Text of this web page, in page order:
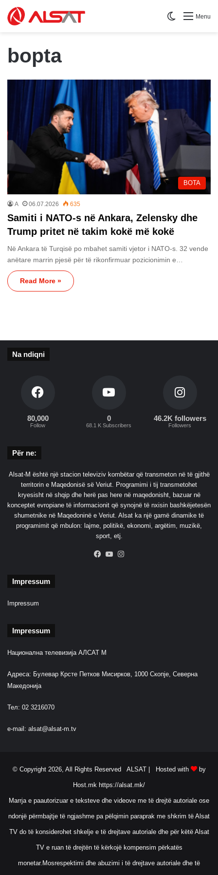
Menu
Switch skin
bopta
BOTA
A 06.07.2026 635
Samiti i NATO-s në Ankara, Zelensky dhe
Trump pritet në takim kokë më kokë
Në Ankara të Turqisë po mbahet samiti vjetor i NATO-s. 32 vende
anëtare marrin pjesë për të rikonfirmuar pozicionimin e…
Read More »
Na ndiqni
80,000
Follow
0
68.1 K Subscribers
46.2K followers
Followers
Për ne:
Alsat-M është një stacion televiziv kombëtar që transmeton në të gjithë
territorin e Maqedonisë së Veriut. Programimi i tij transmetohet
kryesisht në shqip dhe herë pas here në maqedonisht, bazuar në
konceptet evropiane të informacionit që synojnë të nxisin bashkëjetesën
shumetnike në Maqedoninë e Veriut. Alsat ka një gamë dinamike të
programimit që mbulon: lajme, politikë, ekonomi, argëtim, muzikë,
sport, etj.
Facebook
YouTube
Impressum
Impressum
Impressum
Национална телевизија АЛСАТ М
Адреса: Булевар Крсте Петков Мисирков, 1000 Скопје, Северна
Македонија
Тел: 02 3216070
e-mail: alsat@alsat-m.tv
© Copyright 2026, All Rights Reserved ALSAT | Hosted with by
Host.mk https://alsat.mk/
Marrja e paautorizuar e teksteve dhe videove me të drejtë autoriale ose
ndonjë përmbajtje të ngjashme pa pëlqimin paraprak me shkrim të Alsat
TV do të konsiderohet shkelje e të drejtave autoriale dhe për këtë Alsat
TV e ruan të drejtën të kërkojë kompensim përkatës
monetar.Mosrespektimi dhe abuzimi i të drejtave autoriale dhe të